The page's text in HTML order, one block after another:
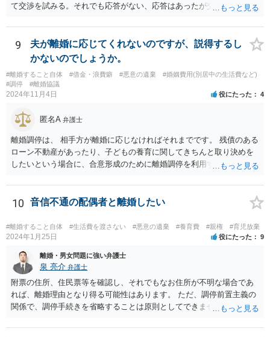
て交渉を試みる。それでも応答がない、応答はあったが交渉で解決で
なるでしょう。 また、配偶者と別居中で生活費が支払われていないと
いう点については、婚姻費用分担請求調停を申し立てることも有効で
す。 証拠の整理が重要ですので、早めに弁護士へ具体的事情を示して
相談することをお勧めします。
9
夫が離婚に応じてくれないのですが、説得するし
かないのでしょうか。
#離婚すること自体 #借金・浪費癖 #悪意の遺棄
#婚姻費用(別居中の生活費など)
#調停
#離婚協議
2024年11月4日 役にたった 4
匿名A 弁護士
離婚調停は、 相手方が離婚に応じなければそれまでです。 残債のある
ローン不動産があったり、子どもの養育に関してきちんと取り決めを
したいという場合に、合意形成のために離婚調停を利用することは合
いため、 申立てをしても相手方が出頭せず終わってしまったり、 半年
から一年調停をやって徒労に終わるだけといったデメリットの部分が
大きいように思われます。 調停前置主義との関係で、離婚訴訟を見据
えて調停を行う（即不調でも構わない）ということは考えられます
が、ご自身のケースで現状離婚訴訟をしても難しいように思われます
ると主張立証することは困難でしょう。 収入次第でご自身が支払いを
することになる可能性はあります。 物品のやりとりに関してはご自身
による交渉ができていない状態ですので、 婚費の調停の際にお話をさ
れるか、調停外で代理人をたてるなどして交渉を検討されるとよいで
しょう。
10 音信不通の配偶者と離婚したい
#離婚すること自体 #生活費を渡さない #悪意の遺棄 #養育費 #親権 #育児放棄
2024年1月25日 役にたった 9
離婚・男女問題に強い弁護士
泉 亮介 弁護士
附票の住所、住民票等を確認し、それでもなお住所が不明な場合であ
れば、離婚理由となり得る可能性はあります。 ただ、調停前置主義の
関係で、調停手続きを省略することは原則としてできません。また、
を考える必要があるでしょう。 ご自身で対応が難しければ弁護士を立